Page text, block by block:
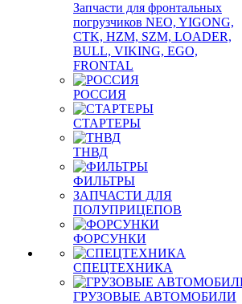
Запчасти для фронтальных
погрузчиков NEO, YIGONG,
CTK, HZM, SZM, LOADER,
BULL, VIKING, EGO,
FRONTAL
РОССИЯ
СТАРТЕРЫ
ТНВД
ФИЛЬТРЫ
ЗАПЧАСТИ ДЛЯ
ПОЛУПРИЦЕПОВ
ФОРСУНКИ
СПЕЦТЕХНИКА
ГРУЗОВЫЕ АВТОМОБИЛИ